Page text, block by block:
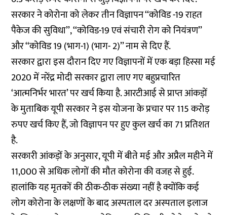
सरकार ने कोरोना को लेकर तीन विज्ञापन ‘‘कोविड -19 राहत
पैकेज की सुविधा’’, ‘‘कोविड-19 एवं संचारी रोग को नियंत्रण’’
और ‘‘कोविड 19 (भाग-1) (भाग- 2)’’ नाम से दिए हैं.
सरकार द्वारा इस दौरान दिए गए विज्ञापनों में एक बड़ा हिस्सा मई
2020 में नरेंद्र मोदी सरकार द्वारा लाए गए बहुप्रचारित
‘आत्मनिर्भर भारत’ पर खर्च किया है. आरटीआई से प्राप्त आंकड़ों
के मुताबिक यूपी सरकार ने इस योजना के प्रचार पर 115 करोड़
रुपए खर्च किए हैं, जो विज्ञापन पर हुए कुल खर्च का 71 प्रतिशत
है.
सरकारी आंकड़ों के अनुसार, यूपी में बीते मई और अप्रैल महीने में
11,000 से अधिक लोगों की मौत कोरोना की वजह से हुई.
हालांकि यह मृतकों की ठीक-ठीक संख्या नहीं है क्योंकि कई
लोग कोरोना के लक्षणों के बाद अस्पताल दर अस्पताल इलाज